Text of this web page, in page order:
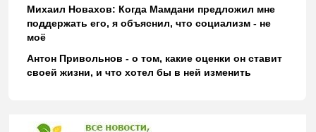
Михаил Новахов: Когда Мамдани предложил мне
поддержать его, я объяснил, что социализм - не
моё
Антон Привольнов - о том, какие оценки он ставит
своей жизни, и что хотел бы в ней изменить